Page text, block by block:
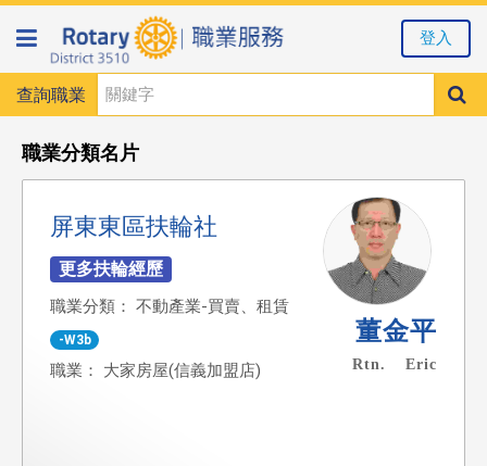
查詢職業
登入
職業分類名片
屏東東區扶輪社
職業分類： 不動產業-買賣、租賃
-W3b
職業： 大家房屋(信義加盟店)
董金平
Rtn. Eric